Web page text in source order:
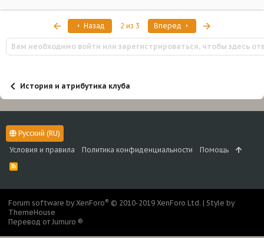
ПервыйНазад 2 из 3 Вперед
Вам необходимо войти или зарегистрироваться, чтобы здесь
История и атрибутика клуба
Русский (RU)
Условия и правила
Политика конфиденциальности Помощь
R
S
Forum software by XenForo® © 2010-2019 XenForo Ltd. | Style by
ThemeHouse
Перевод от Jumuro ®